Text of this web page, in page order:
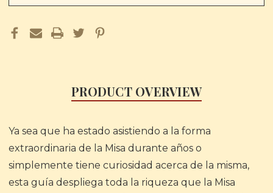
PRODUCT OVERVIEW
Ya sea que ha estado asistiendo a la forma
extraordinaria de la Misa durante años o
simplemente tiene curiosidad acerca de la misma,
esta guía despliega toda la riqueza que la Misa